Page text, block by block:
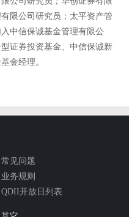
限公司研究员；太平资产管
中信保诚基金管理有限公
证券投资基金、中信保诚新
金经理。
常见问题
业务规则
QDII开放日列表